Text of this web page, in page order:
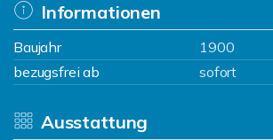
Informationen
Baujahr
1900
bezugsfrei ab
sofort
Ausstattung